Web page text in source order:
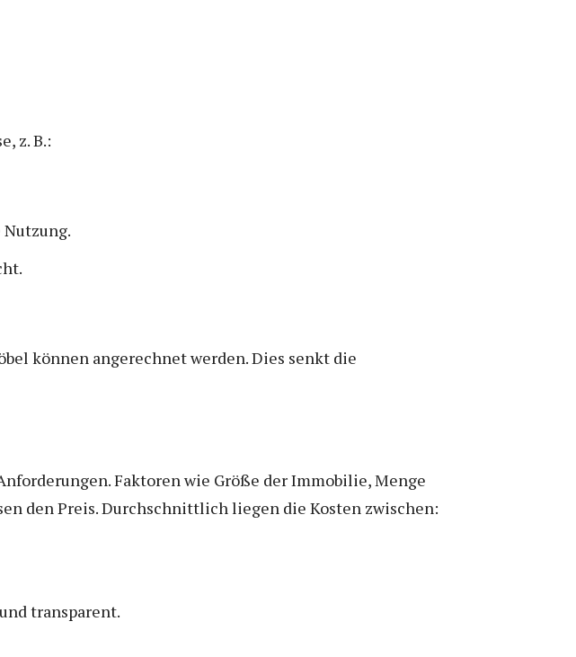
z. B.:
können angerechnet werden. Dies senkt die
Faktoren wie Größe der Immobilie, Menge
den Preis. Durchschnittlich liegen die Kosten zwischen:
transparent.